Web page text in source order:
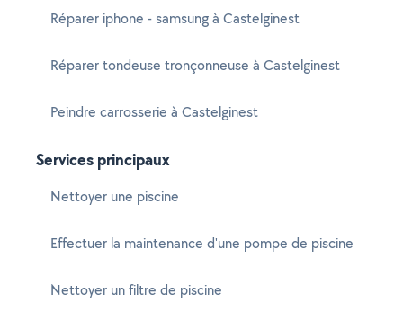
Réparer iphone - samsung à Castelginest
Réparer tondeuse tronçonneuse à Castelginest
Peindre carrosserie à Castelginest
Services principaux
Nettoyer une piscine
Effectuer la maintenance d'une pompe de piscine
Nettoyer un filtre de piscine